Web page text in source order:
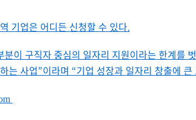
기업은 어디든 신청할 수 있다.
이 구직자 중심의 일자리 지원이라는 한계를
는 사업”이라며 “기업 성장과 일자리 창출에